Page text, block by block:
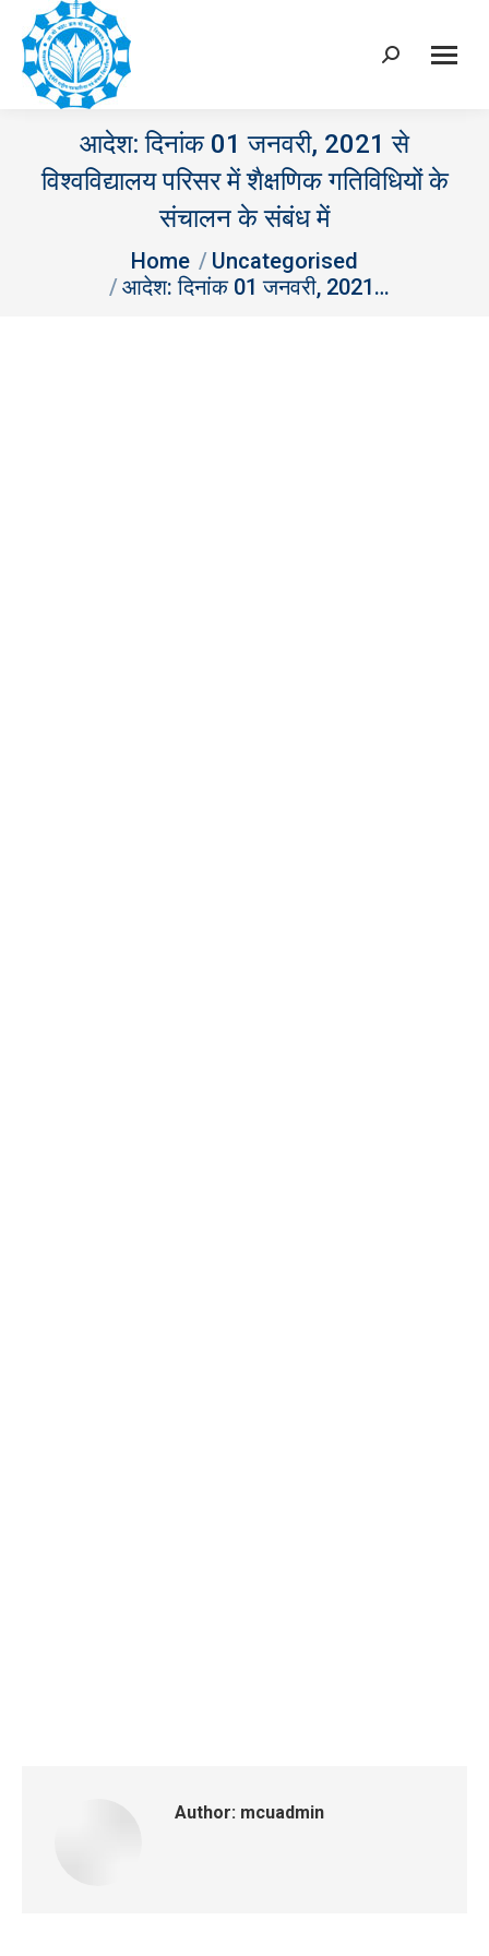
Search:
आदेश: दिनांक 01 जनवरी, 2021 से
विश्वविद्यालय परिसर में शैक्षणिक गतिविधियों के
संचालन के संबंध में
Home
Uncategorised
आदेश: दिनांक 01 जनवरी, 2021…
Author: mcuadmin